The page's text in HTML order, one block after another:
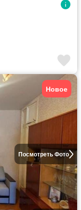
Посмотреть Фото
Новое